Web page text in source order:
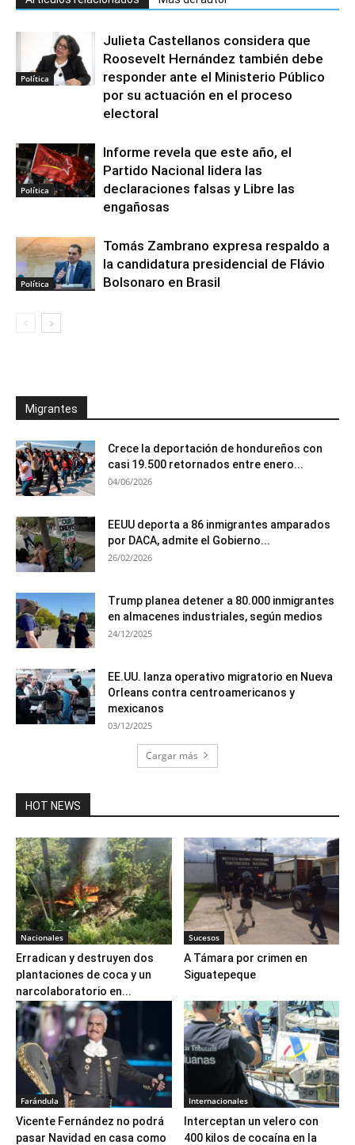
Política
Julieta Castellanos considera que
Roosevelt Hernández también debe
responder ante el Ministerio Público
por su actuación en el proceso
electoral
Política
Informe revela que este año, el
Partido Nacional lidera las
declaraciones falsas y Libre las
engañosas
Política
Tomás Zambrano expresa respaldo a
la candidatura presidencial de Flávio
Bolsonaro en Brasil
Migrantes
Crece la deportación de hondureños con
casi 19.500 retornados entre enero...
04/06/2026
EEUU deporta a 86 inmigrantes amparados
por DACA, admite el Gobierno...
26/02/2026
Trump planea detener a 80.000 inmigrantes
en almacenes industriales, según medios
24/12/2025
EE.UU. lanza operativo migratorio en Nueva
Orleans contra centroamericanos y
mexicanos
03/12/2025
Cargar más
HOT NEWS
Nacionales
Erradican y destruyen dos
plantaciones de coca y un
narcolaboratorio en...
Sucesos
A Támara por crimen en
Siguatepeque
Farándula
Vicente Fernández no podrá
pasar Navidad en casa como
Internacionales
Interceptan un velero con
400 kilos de cocaína en la